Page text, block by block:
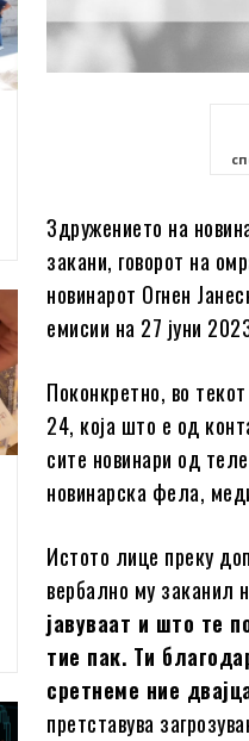
Здружението на
закани, говорот на
новинарот Огнен
емисии на 27 јуни
Поконкретно, во
24, која што е од
сите новинари од
новинарска фела,
Истото лице преку
вербално му заканил
јавуваат и што те
тие пак. Ти
сретнеме ние
претставува